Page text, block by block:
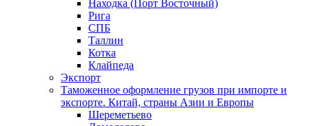
Находка (Порт Восточный)
Рига
СПБ
Таллин
Котка
Клайпеда
Экспорт
Таможенное оформление грузов при импорте и
экспорте. Китай, страны Азии и Европы
Шереметьево